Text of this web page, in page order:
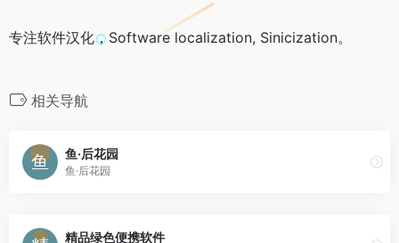
专注软件汉化，Software localization, Sinicization。
相关导航
鱼·后花园
鱼·后花园
精品绿色便携软件